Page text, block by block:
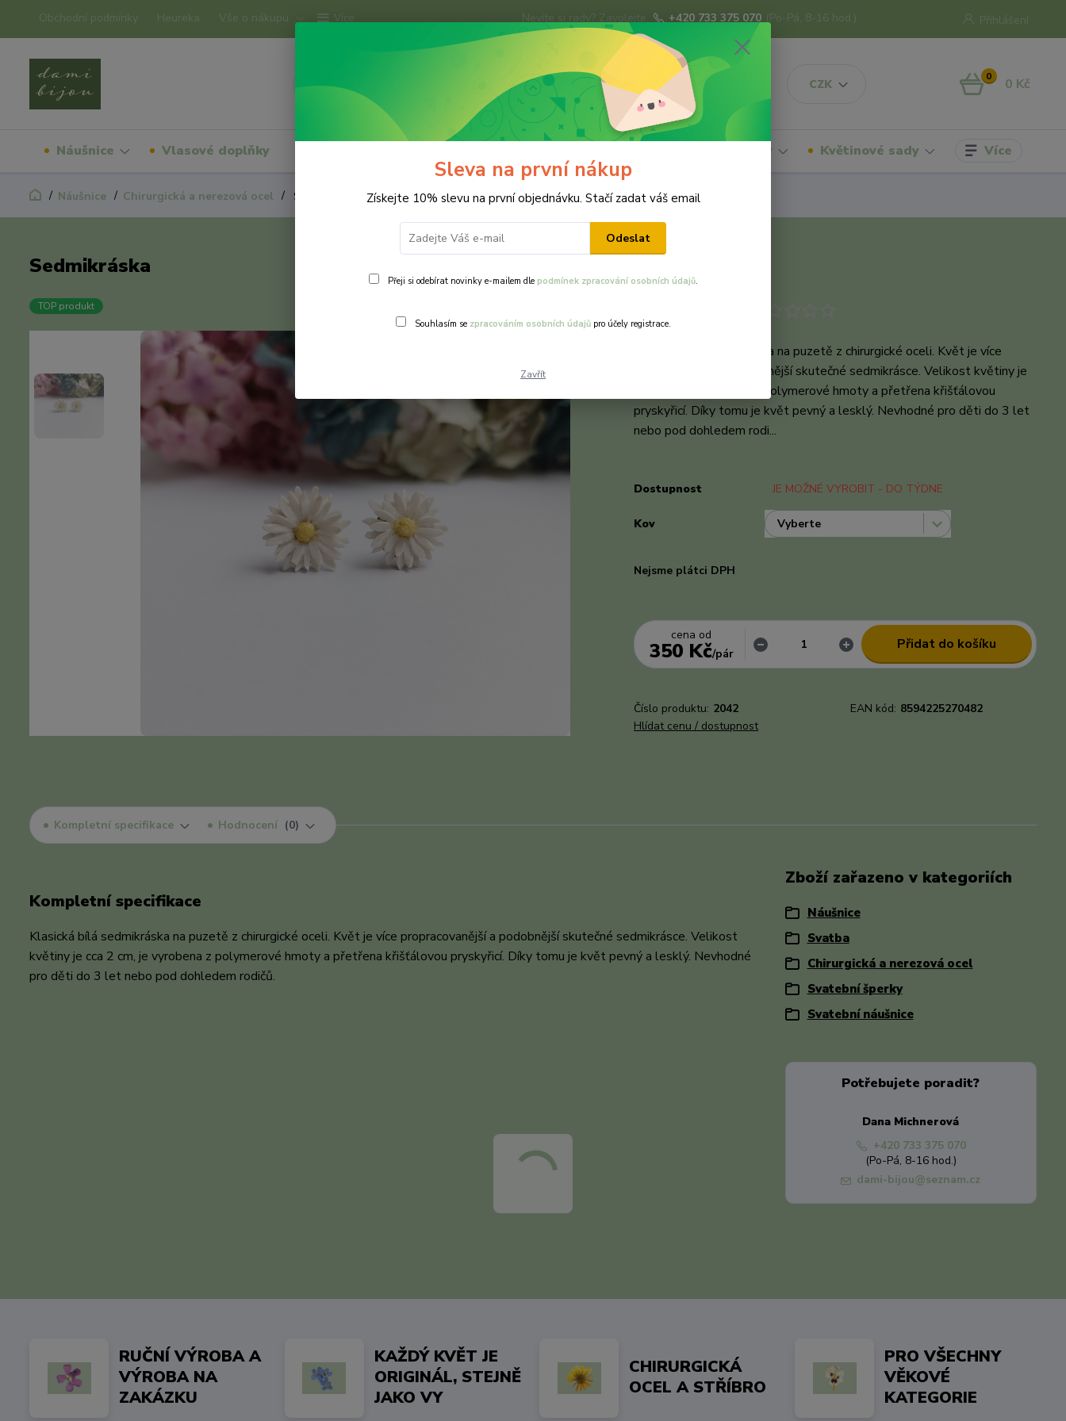
Obchodní podmínky Heureka Vše o nákupu Více
CZK
Přihlášení
Nevíte si rady? Zavolejte. +420 733 375 070 (Po-Pá, 8-16 hod.)
0 0 Kč
Náušnice Vlasové doplňky Náhrdelníky Květinové sady Více
Náušnice Chirurgická a nerezová ocel Sedmikráska
Sedmikráska
TOP produkt
Klasická bílá sedmikráska na puzetě z chirurgické oceli. Květ je více
propracovanější a podobnější skutečné sedmikrásce. Velikost květiny je
cca 2 cm, je vyrobena z polymerové hmoty a přetřena křišťálovou
pryskyřicí. Díky tomu je květ pevný a lesklý. Nevhodné pro děti do 3 let
nebo pod dohledem rodi...
Dostupnost JE MOŽNÉ VYROBIT - DO TÝDNE
Kov
Nejsme plátci DPH
cena od
350 Kč/pár
Přidat do košíku
Číslo produktu: 2042 EAN kód: 8594225270482
Hlídat cenu / dostupnost
Kompletní specifikace Hodnocení 0
Kompletní specifikace
Klasická bílá sedmikráska na puzetě z chirurgické oceli. Květ je více propracovanější a podobnější skutečné sedmikrásce. Velikost
květiny je cca 2 cm, je vyrobena z polymerové hmoty a přetřena křišťálovou pryskyřicí. Díky tomu je květ pevný a lesklý. Nevhodné
pro děti do 3 let nebo pod dohledem rodičů.
Zboží zařazeno v kategoriích
Náušnice
Svatba
Chirurgická a nerezová ocel
Svatební šperky
Svatební náušnice
Potřebujete poradit?
Dana Michnerová
+420 733 375 070
(Po-Pá, 8-16 hod.)
dami-bijou@seznam.cz
RUČNÍ VÝROBA A
VÝROBA NA
ZAKÁZKU
KAŽDÝ KVĚT JE
ORIGINÁL, STEJNĚ
JAKO VY
CHIRURGICKÁ
OCEL A STŘÍBRO
PRO VŠECHNY
VĚKOVÉ
KATEGORIE
Sleva na první nákup
Získejte 10% slevu na první objednávku. Stačí zadat váš email
Odeslat
Přeji si odebírat novinky e-mailem dle podmínek zpracování osobních údajů.
Souhlasím se zpracováním osobních údajůpro účely registrace.
Zavřít